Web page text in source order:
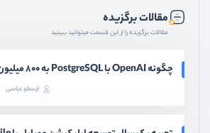
مقالات برگزیده
مقالات برگزیده را از این قسمت میتوانید ببینید
چگونه OpenAI با PostgreSQL به ۸۰۰ میلیون کاربر رسید؟
ارسطو عباسی
تجربه یک سال توسعه اپلیکیشن موبایل با GoMobile